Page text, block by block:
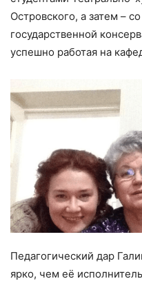
Островского, а затем –
государственной
успешно работая на
Педагогический дар
ярко, чем её